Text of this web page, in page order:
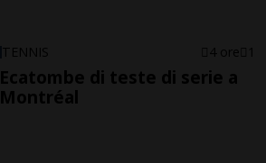
TENNIS 4 ore 1
Ecatombe di teste di serie a
Montréal